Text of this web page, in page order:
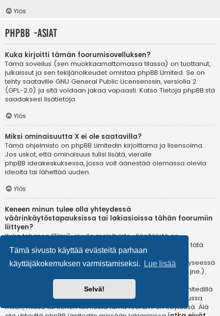
Tämä sivusto käyttää evästeitä parhaan
käyttäjäkokemuksen varmistamiseksi.
Lue lisää
Selvä!
Ylös
phpBB -asiat
Kuka kirjoitti tämän foorumisovelluksen?
Tämä sovellus (sen muokkaamattomassa tilassa) on tuottanut,
julkaissut ja sen tekijänoikeudet omistaa phpBB Limited. Se on
tehty saataville GNU General Public Licensenssin, versiolla 2
(GPL-2.0) ja sitä voidaan jakaa vapaasti. Katso Tietoja phpBB:stä
saadaksesi lisätietoja.
Ylös
Miksi ominaisuutta X ei ole saatavilla?
Tämä ohjelmisto on phpBB Limitedin kirjoittama ja lisensoima.
Jos uskot, että ominaisuus tulisi lisätä, vieraile
phpBB ideakeskuksessa, jossa voit äänestää olemassa olevia
ideoita tai lähettää uuden.
Ylös
Keneen minun tulee olla yhteydessä
väärinkäytöstapauksissa tai lakiasioissa tähän foorumiin
liittyen?
Kuka tahansa “Tiimi”-sivulla mainituista ylläpitäjistä on
todennäköisesti sopiva yhteyshenkilö valituksillesi. Jos et tätä
kautta saa vastausta, sinun kannattaa ottaa yhteyttä
verkkotunnuksen omistajaan (teewhois-kysely ) tai jos kyseessä
on ilmaispalvelussa oleva (esim. Yahoo!, free.fr, f2s.com, jne.),
ota yhteyttä ylläpitoon tai väärinkäytöksistä vastaavaan
osastoon kyseisessä palvelussa. Huomaa, että phpBB Limitedillä
ei ole lainkaan toimivaltaaja sitä ei voida pitää vastuussa
miten, missä tai kenen toimesta tämä foorumi on käytössä. Älä